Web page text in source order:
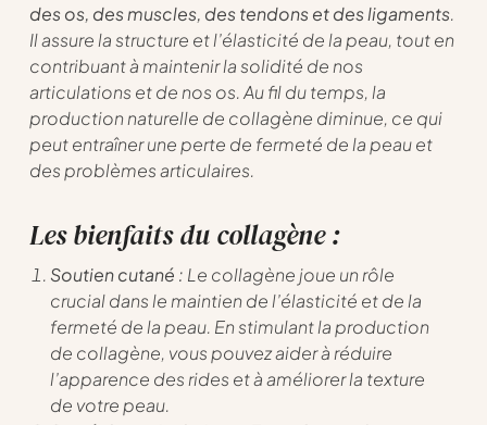
des os, des muscles, des tendons et des ligaments.
Il assure la structure et l’élasticité de la peau, tout en
contribuant à maintenir la solidité de nos
articulations et de nos os. Au fil du temps, la
production naturelle de collagène diminue, ce qui
peut entraîner une perte de fermeté de la peau et
des problèmes articulaires.
Les bienfaits du collagène :
Soutien cutané : Le collagène joue un rôle
crucial dans le maintien de l’élasticité et de la
fermeté de la peau. En stimulant la production
de collagène, vous pouvez aider à réduire
l’apparence des rides et à améliorer la texture
de votre peau.